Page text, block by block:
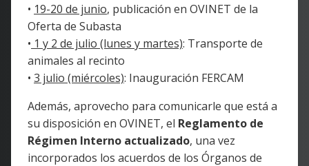
• 19-20 de junio, publicación en OVINET de la
Oferta de Subasta
• 1 y 2 de julio (lunes y martes): Transporte de
animales al recinto
• 3 julio (miércoles): Inauguración FERCAM
Además, aprovecho para comunicarle que está a
su disposición en OVINET, el Reglamento de
Régimen Interno actualizado, una vez
incorporados los acuerdos de los Órganos de